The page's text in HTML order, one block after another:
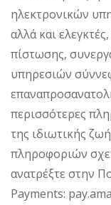
ηλεκτρονικών
αλλά και
πίστωσης,
υπηρεσιών
περισσότερες
της ιδιωτικής
πληροφοριών
ανατρέξτε στην
Payments: